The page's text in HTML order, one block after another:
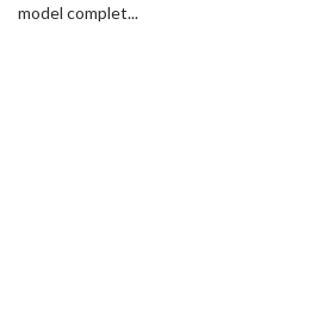
model complet...